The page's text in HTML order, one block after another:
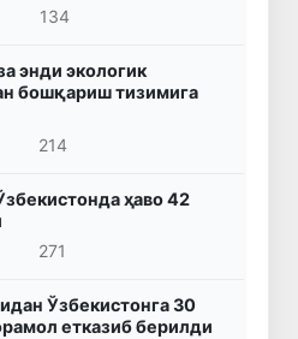
134
энди экологик
бошқариш тизимига
214
ҳаво 42
271
Ўзбекистонга 30
етказиб берилди